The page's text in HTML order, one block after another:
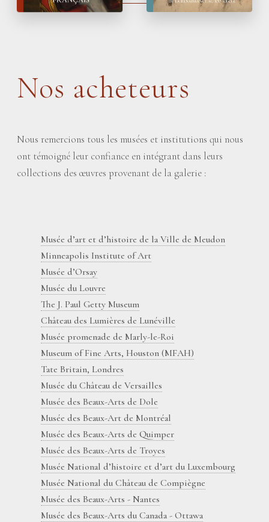
Nos acheteurs
Nous remercions tous les musées et institutions qui nous
ont témoigné leur confiance en intégrant dans leurs
collections des œuvres provenant de la galerie :
Musée d’art et d’histoire de la Ville de Meudon
Minneapolis Institute of Art
Musée d’Orsay
Musée du Louvre
The J. Paul Getty Museum
Château des Lumières de Lunéville
Musée promenade de Marly-le-Roi
Museum of Fine Arts, Houston (MFAH)
Tate Britain, Londres
Musée du Château de Versailles
Musée des Beaux-Arts de Dole
Musée des Beaux-Art de Montréal
Musée des Beaux-Arts de Quimper
Musée des Beaux-Arts de Troyes
Musée National d’histoire et d’art du Luxembourg
Musée National du Château de Compiègne
Musée des Beaux-Arts - Nantes
Musée des Beaux-Arts du Canada - Ottawa